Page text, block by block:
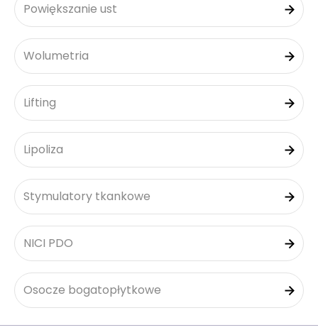
Powiększanie ust
Wolumetria
Lifting
Lipoliza
Stymulatory tkankowe
NICI PDO
Osocze bogatopłytkowe